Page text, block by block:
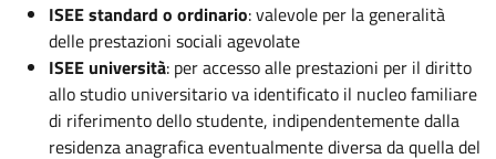
ISEE standard o ordinario: valevole per la generalità
delle prestazioni sociali agevolate
ISEE università: per accesso alle prestazioni per il diritto
allo studio universitario va identificato il nucleo familiare
di riferimento dello studente, indipendentemente dalla
residenza anagrafica eventualmente diversa da quella del